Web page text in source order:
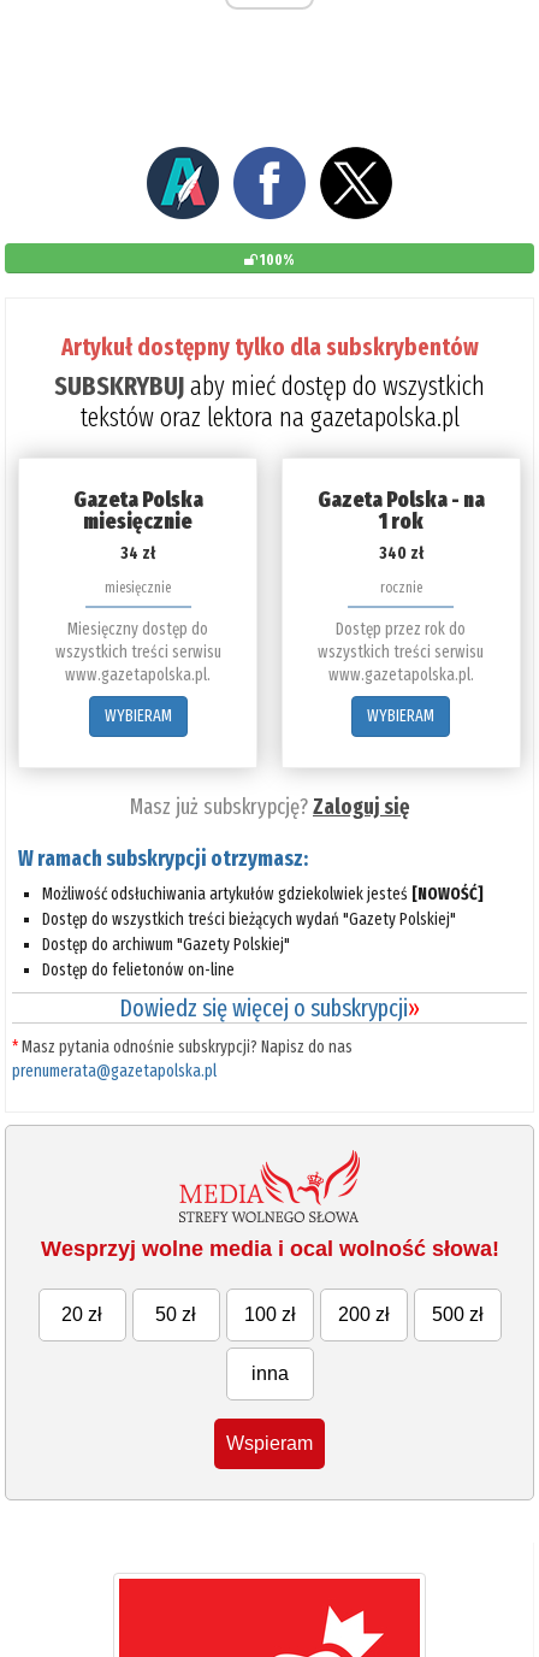
100%
Artykuł dostępny tylko dla subskrybentów
SUBSKRYBUJaby mieć dostęp do wszystkich
tekstów oraz lektora na gazetapolska.pl
Gazeta Polska
miesięcznie
34 zł
miesięcznie
Miesięczny dostęp do
wszystkich treści serwisu
www.gazetapolska.pl.
WYBIERAM
Gazeta Polska - na
1 rok
340 zł
rocznie
Dostęp przez rok do
wszystkich treści serwisu
www.gazetapolska.pl.
WYBIERAM
Masz już subskrypcję?Zaloguj się
W ramach subskrypcji otrzymasz:
Możliwość odsłuchiwania artykułów gdziekolwiek jesteś [NOWOŚĆ]
Dostęp do wszystkich treści bieżących wydań "Gazety Polskiej"
Dostęp do archiwum "Gazety Polskiej"
Dostęp do felietonów on-line
Dowiedz się więcej o subskrypcji»
*Masz pytania odnośnie subskrypcji? Napisz do nas
prenumerata@gazetapolska.pl
Wesprzyj wolne media i ocal wolność słowa!
20 zł 50 zł 100 zł 200 zł 500 zł
inna
Wspieram